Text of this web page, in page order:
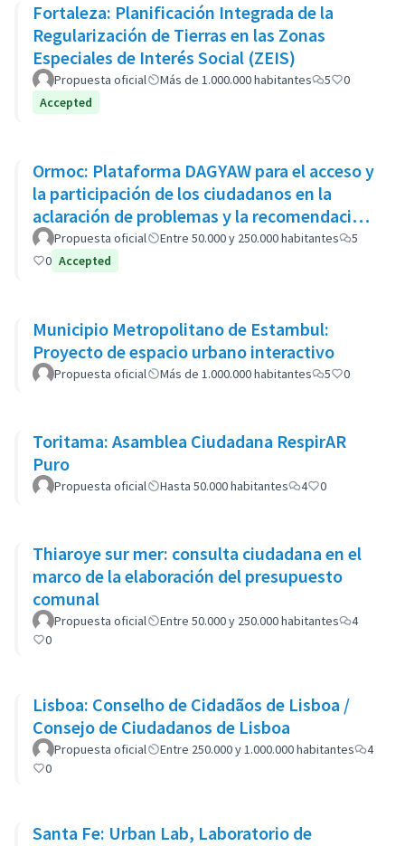
Fortaleza: Planificación Integrada de la
Regularización de Tierras en las Zonas
Especiales de Interés Social (ZEIS)
Propuesta oficial Más de 1.000.000 habitantes 5
0
Accepted
Ormoc: Plataforma DAGYAW para el acceso y
la participación de los ciudadanos en la
aclaración de problemas y la recomendación
de opciones políticas
Propuesta oficial Entre 50.000 y 250.000 habitantes
5
0 Accepted
Municipio Metropolitano de Estambul:
Proyecto de espacio urbano interactivo
Propuesta oficial Más de 1.000.000 habitantes 5 0
Toritama: Asamblea Ciudadana RespirAR
Puro
Propuesta oficial Hasta 50.000 habitantes 4 0
Thiaroye sur mer: consulta ciudadana en el
marco de la elaboración del presupuesto
comunal
Propuesta oficial Entre 50.000 y 250.000 habitantes
4
0
Lisboa: Conselho de Cidadãos de Lisboa /
Consejo de Ciudadanos de Lisboa
Propuesta oficial Entre 250.000 y 1.000.000 habitantes
4
0
Santa Fe: Urban Lab, Laboratorio de